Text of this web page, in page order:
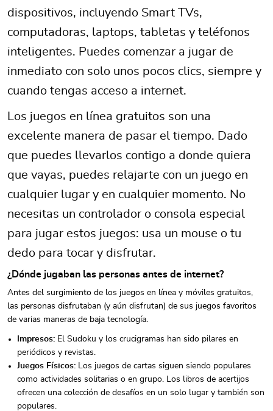
dispositivos, incluyendo Smart TVs,
computadoras, laptops, tabletas y teléfonos
inteligentes. Puedes comenzar a jugar de
inmediato con solo unos pocos clics, siempre y
cuando tengas acceso a internet.
Los juegos en línea gratuitos son una
excelente manera de pasar el tiempo. Dado
que puedes llevarlos contigo a donde quiera
que vayas, puedes relajarte con un juego en
cualquier lugar y en cualquier momento. No
necesitas un controlador o consola especial
para jugar estos juegos: usa un mouse o tu
dedo para tocar y disfrutar.
¿Dónde jugaban las personas antes de internet?
Antes del surgimiento de los juegos en línea y móviles gratuitos,
las personas disfrutaban (y aún disfrutan) de sus juegos favoritos
de varias maneras de baja tecnología.
Impresos: El Sudoku y los crucigramas han sido pilares en
periódicos y revistas.
Juegos Físicos: Los juegos de cartas siguen siendo populares
como actividades solitarias o en grupo. Los libros de acertijos
ofrecen una colección de desafíos en un solo lugar y también son
populares.